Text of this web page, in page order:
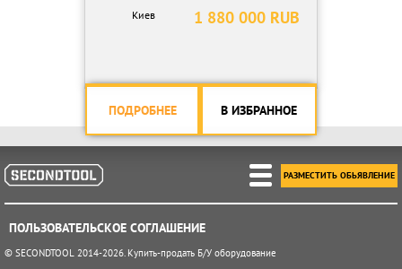
1 880 000 RUB
Киев
ПОДРОБНЕЕ В ИЗБРАННОЕ
ПОЛЬЗОВАТЕЛЬСКОЕ СОГЛАШЕНИЕ
РАЗМЕСТИТЬ ОБЬЯВЛЕНИЕ
© SECONDTOOL 2014-2026. Купить-продать Б/У оборудование